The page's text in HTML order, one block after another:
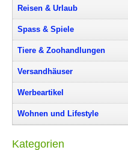
Reisen & Urlaub
Spass & Spiele
Tiere & Zoohandlungen
Versandhäuser
Werbeartikel
Wohnen und Lifestyle
Kategorien